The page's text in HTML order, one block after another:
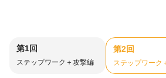
第1回
ステップワーク＋攻撃編
第2回
ステップワーク